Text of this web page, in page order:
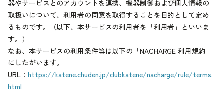
器やサービスとのアカウントを連携、機器制御および個人情報の
取扱いについて、利用者の同意を取得することを目的として定め
るものです。（以下、本サービスの利用者を「利用者」といいま
す。）
なお、本サービスの利用条件等は以下の「NACHARGE 利用規約」
にしたがいます。
URL： https://katene.chuden.jp/clubkatene/nacharge/rule/terms.
html